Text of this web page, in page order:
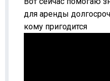
для аренды
кому пригодится